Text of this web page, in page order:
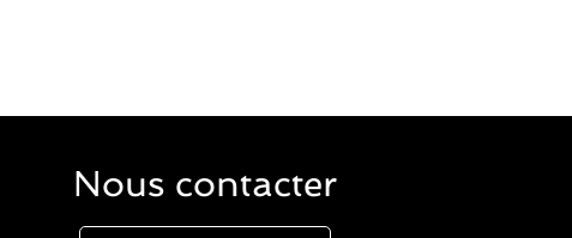
Nous contacter